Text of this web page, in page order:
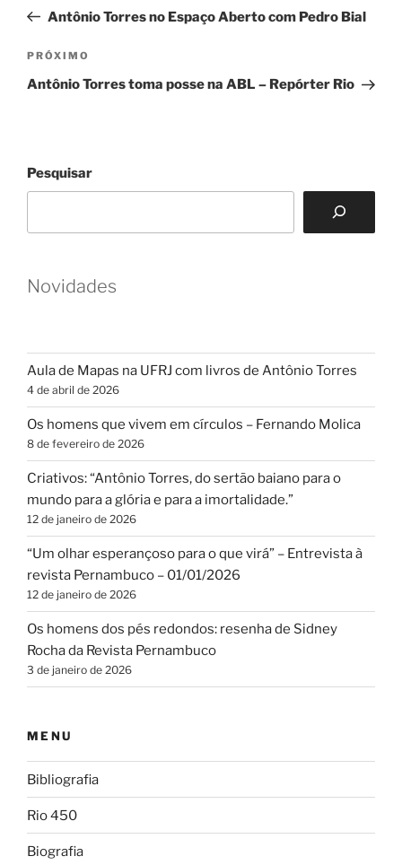
Post
anterior
Antônio Torres no Espaço Aberto com Pedro Bial
Próximo
post
PRÓXIMO
Antônio Torres toma posse na ABL – Repórter Rio
Pesquisar
Novidades
Aula de Mapas na UFRJ com livros de Antônio Torres
4 de abril de 2026
Os homens que vivem em círculos – Fernando Molica
8 de fevereiro de 2026
Criativos: “Antônio Torres, do sertão baiano para o
mundo para a glória e para a imortalidade.”
12 de janeiro de 2026
“Um olhar esperançoso para o que virá” – Entrevista à
revista Pernambuco – 01/01/2026
12 de janeiro de 2026
Os homens dos pés redondos: resenha de Sidney
Rocha da Revista Pernambuco
3 de janeiro de 2026
MENU
Bibliografia
Rio 450
Biografia